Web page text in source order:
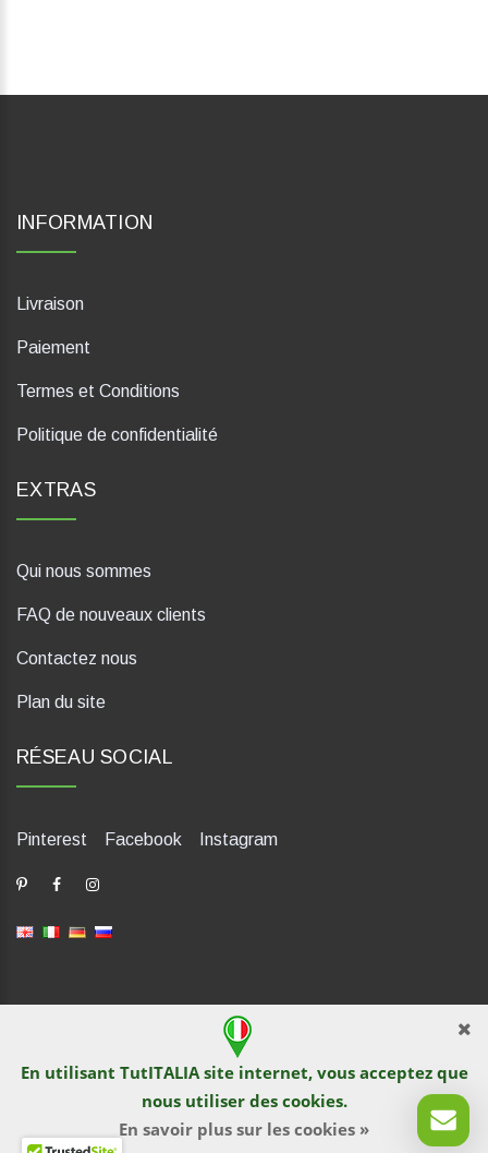
En utilisant TutITALIA site internet, vous acceptez que
nous utiliser des cookies.
En savoir plus sur les cookies »
INFORMATION
Livraison
Paiement
Termes et Conditions
Politique de confidentialité
EXTRAS
Qui nous sommes
FAQ de nouveaux clients
Contactez nous
Plan du site
RÉSEAU SOCIAL
Pinterest Facebook Instagram
dP Motion Media. Via La Piana 430, 47835 Saludecio (RN), Italia.
Numero REA: RN410802. P.IVA: 04421580400. Tel +39 0541
1480041
© TutITALIA 2013-2026. L`impression et la copie de textes et de
documents graphiques sont interdites par les propriétaires de
sites. La violation est poursuivie en vertu de la loi.